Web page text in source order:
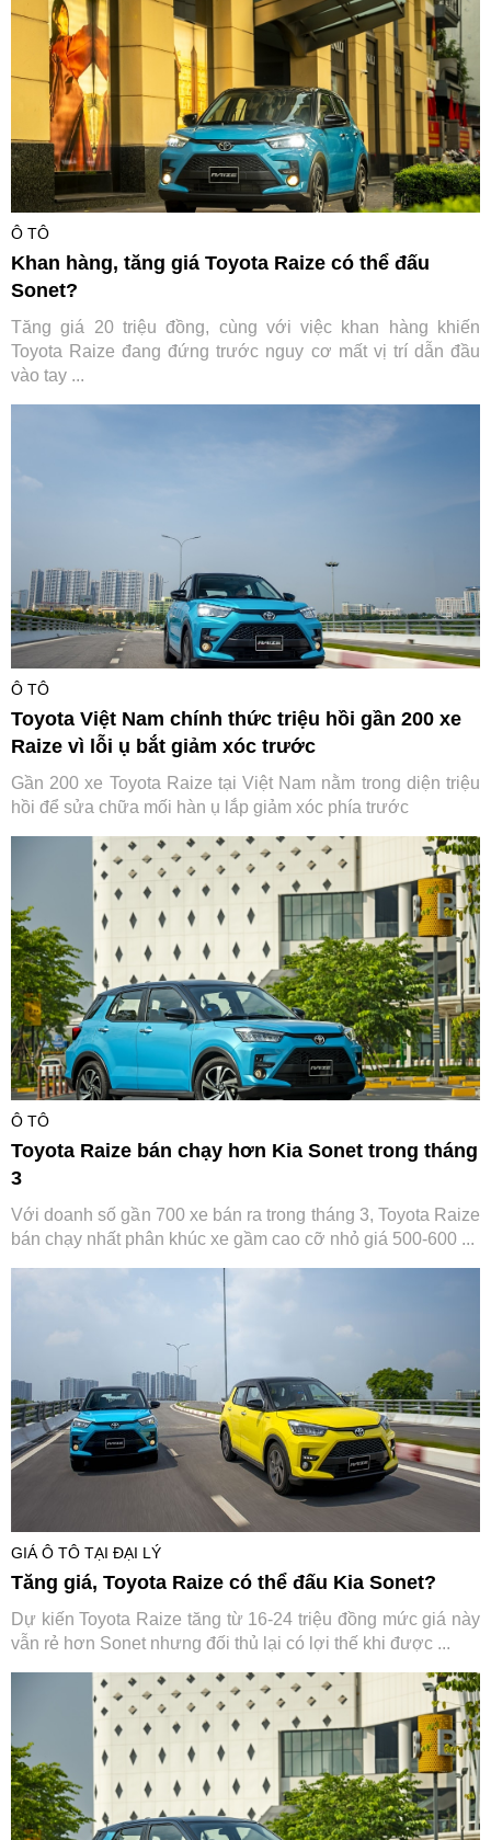
Ô TÔ
Khan hàng, tăng giá Toyota Raize có thể đấu
Sonet?
Tăng giá 20 triệu đồng, cùng với việc khan hàng khiến
Toyota Raize đang đứng trước nguy cơ mất vị trí dẫn đầu
vào tay ...
Ô TÔ
Toyota Việt Nam chính thức triệu hồi gần 200 xe
Raize vì lỗi ụ bắt giảm xóc trước
Gần 200 xe Toyota Raize tại Việt Nam nằm trong diện triệu
hồi để sửa chữa mối hàn ụ lắp giảm xóc phía trước
Ô TÔ
Toyota Raize bán chạy hơn Kia Sonet trong tháng
3
Với doanh số gần 700 xe bán ra trong tháng 3, Toyota Raize
bán chạy nhất phân khúc xe gầm cao cỡ nhỏ giá 500-600 ...
GIÁ Ô TÔ TẠI ĐẠI LÝ
Tăng giá, Toyota Raize có thể đấu Kia Sonet?
Dự kiến Toyota Raize tăng từ 16-24 triệu đồng mức giá này
vẫn rẻ hơn Sonet nhưng đối thủ lại có lợi thế khi được ...